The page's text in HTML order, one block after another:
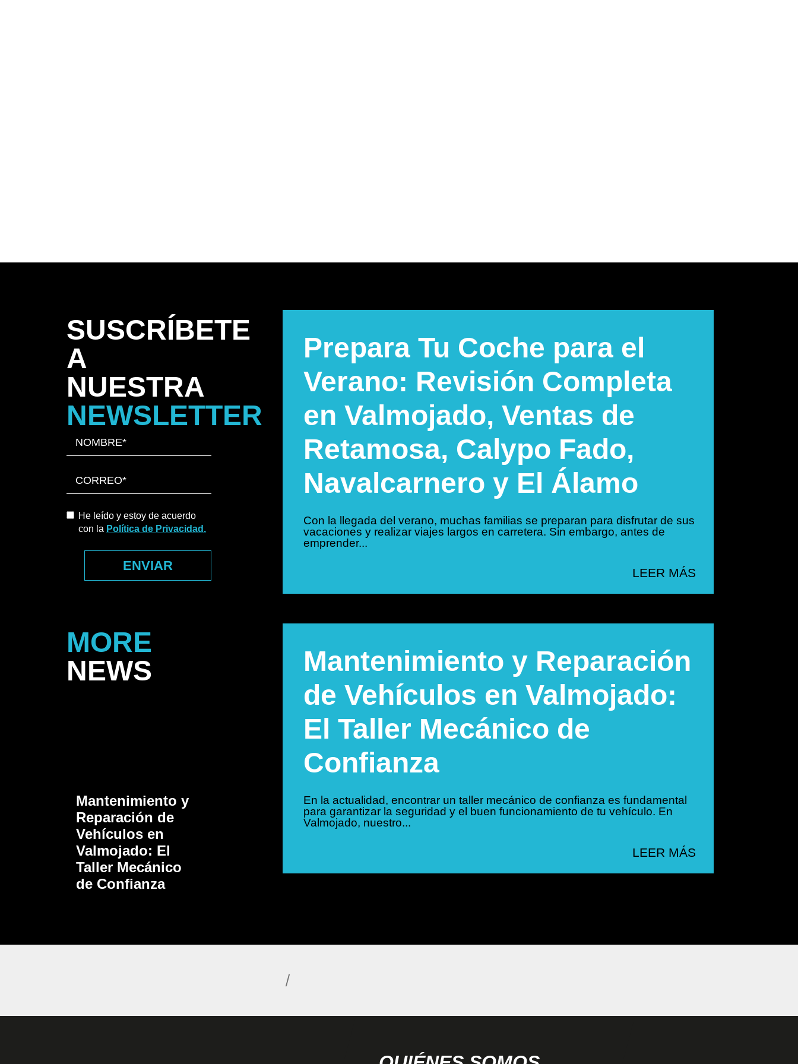
SUSCRÍBETE
A
NUESTRA
NEWSLETTER
He leído y estoy de acuerdo
con la Política de Privacidad.
ENVIAR
MORE
NEWS
Mantenimiento y
Reparación de
Vehículos en
Valmojado: El
Taller Mecánico
de Confianza
Prepara Tu Coche para el
Verano: Revisión Completa
en Valmojado, Ventas de
Retamosa, Calypo Fado,
Navalcarnero y El Álamo
Con la llegada del verano, muchas familias se preparan para disfrutar de sus
vacaciones y realizar viajes largos en carretera. Sin embargo, antes de
emprender...
LEER MÁS
Mantenimiento y Reparación
de Vehículos en Valmojado:
El Taller Mecánico de
Confianza
En la actualidad, encontrar un taller mecánico de confianza es fundamental
para garantizar la seguridad y el buen funcionamiento de tu vehículo. En
Valmojado, nuestro...
LEER MÁS